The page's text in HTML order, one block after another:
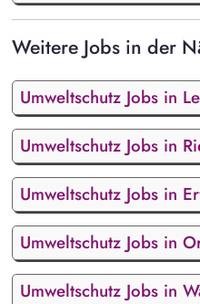
Weitere Jobs in der
Umweltschutz Jobs in
Umweltschutz Jobs in
Umweltschutz Jobs in
Umweltschutz Jobs in
Umweltschutz Jobs in